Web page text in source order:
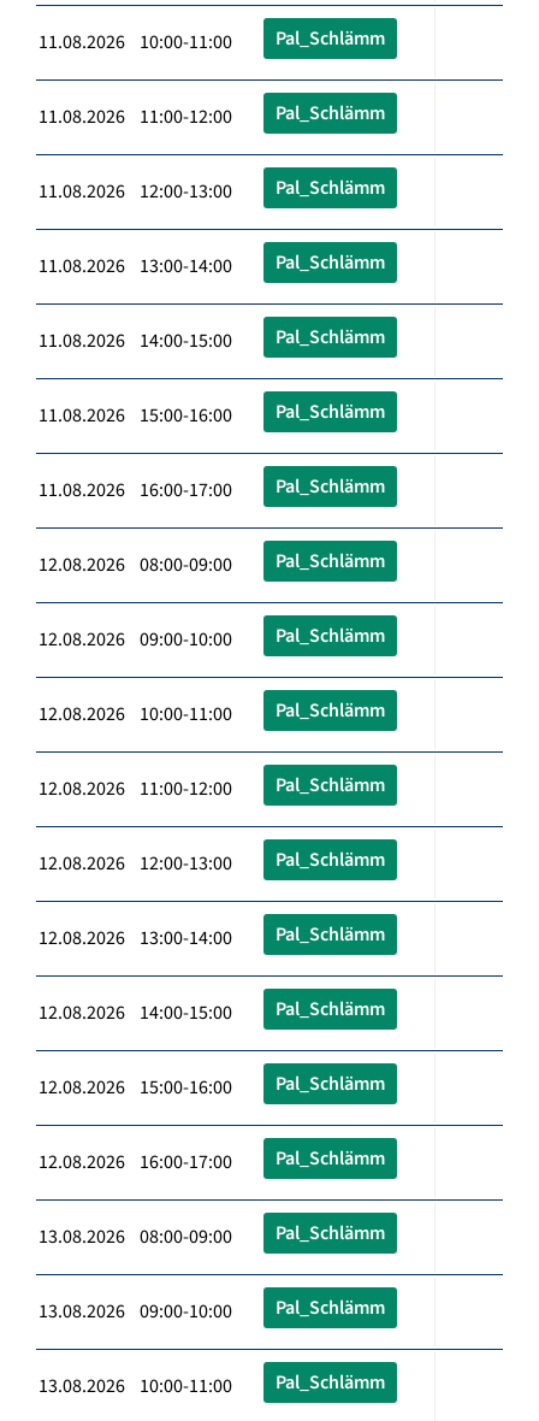
11.08.2026 10:00-11:00 Pal_Schlämm
11.08.2026 11:00-12:00 Pal_Schlämm
11.08.2026 12:00-13:00 Pal_Schlämm
11.08.2026 13:00-14:00 Pal_Schlämm
11.08.2026 14:00-15:00 Pal_Schlämm
11.08.2026 15:00-16:00 Pal_Schlämm
11.08.2026 16:00-17:00 Pal_Schlämm
12.08.2026 08:00-09:00 Pal_Schlämm
12.08.2026 09:00-10:00 Pal_Schlämm
12.08.2026 10:00-11:00 Pal_Schlämm
12.08.2026 11:00-12:00 Pal_Schlämm
12.08.2026 12:00-13:00 Pal_Schlämm
12.08.2026 13:00-14:00 Pal_Schlämm
12.08.2026 14:00-15:00 Pal_Schlämm
12.08.2026 15:00-16:00 Pal_Schlämm
12.08.2026 16:00-17:00 Pal_Schlämm
13.08.2026 08:00-09:00 Pal_Schlämm
13.08.2026 09:00-10:00 Pal_Schlämm
13.08.2026 10:00-11:00 Pal_Schlämm